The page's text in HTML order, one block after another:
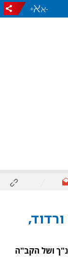
-
+
ושל הקב"ה